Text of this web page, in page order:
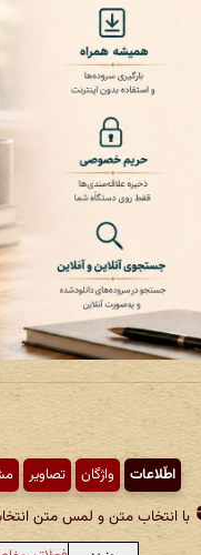
اطّلاعات واژگان تصاویر
با انتخاب متن و لمس متن